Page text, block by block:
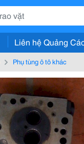
Liên hệ Quảng
Phụ tùng ô tô khác